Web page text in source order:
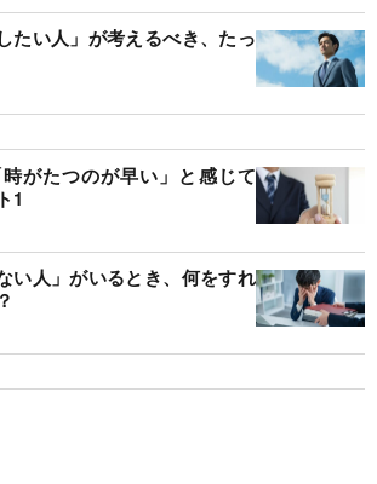
たい人」が考えるべき、たっ
がたつのが早い」と感じて
1
い人」がいるとき、何をすれ